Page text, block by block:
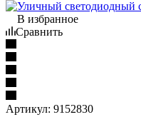
В избранное
Сравнить
Артикул: 9152830